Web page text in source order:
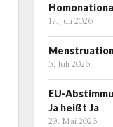
17. Juli 2026
5. Juli 2026
EU-
Ja heißt Ja
29. Mai 2026